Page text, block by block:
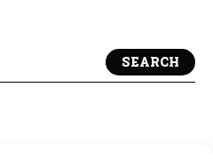
SEARCH